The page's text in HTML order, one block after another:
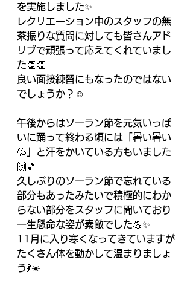
を実施しました✨
レクリエーション中のスタッフの無
茶振りな質問に対しても皆さんアド
リブで頑張って応えてくれていまし
た👏👏
良い面接練習にもなったのではない
でしょうか？☺️
午後からはソーラン節を元気いっぱ
いに踊って終わる頃には「暑い暑い
💦」と汗をかいている方もいました
🙌🎵
久しぶりのソーラン節で忘れている
部分もあったみたいで積極的にわか
らない部分をスタッフに聞いており
一生懸命な姿が素敵でした💪✨
11月に入り寒くなってきていますが
たくさん体を動かして温まりましょ
う💃☀️